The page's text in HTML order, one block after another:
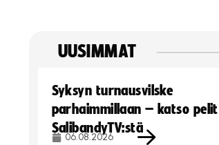
UUSIMMAT
Syksyn turnausvilske
parhaimmillaan – katso pelit
SalibandyTV:stä
06.08.2026